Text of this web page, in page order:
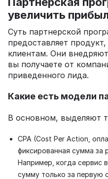
увеличить
Суть партнерской
предоставляет
клиентам. Они
вы получаете от
приведенного лида.
Какие есть модели
В основном, выделяют
CPA (Cost Per Action,
фиксированная сумма за
Например, когда сервис
сумму только за первую